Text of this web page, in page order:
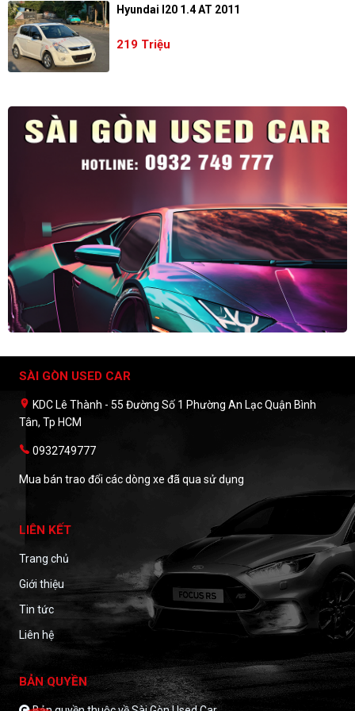
Hyundai I20 1.4 AT 2011
219 Triệu
SÀI GÒN USED CAR
KDC Lê Thành - 55 Đường Số 1 Phường An Lạc Quận Bình
Tân, Tp HCM
0932749777
Mua bán trao đổi các dòng xe đã qua sử dụng
LIÊN KẾT
Trang chủ
Giới thiệu
Tin tức
Liên hệ
BẢN QUYỀN